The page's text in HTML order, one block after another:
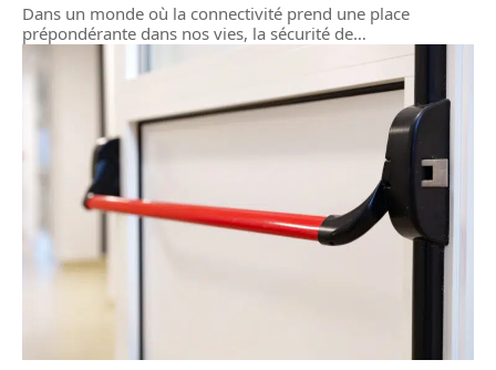
Dans un monde où la connectivité prend une place
prépondérante dans nos vies, la sécurité de…